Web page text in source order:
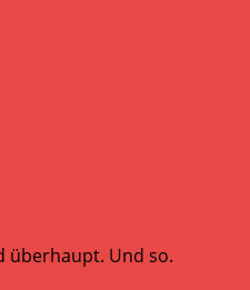
überhaupt. Und so.